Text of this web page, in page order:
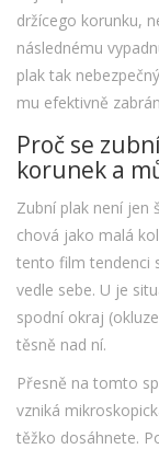
držícego korunku,
následnému
plak tak
mu efektivně
Proč se
korunek a
Zubní plak není jen
chová jako malá
tento film tendenci
vedle sebe. U je
spodní okraj
těsně nad ní.
Přesně na tomto
vzniká
těžko dosáhnete.